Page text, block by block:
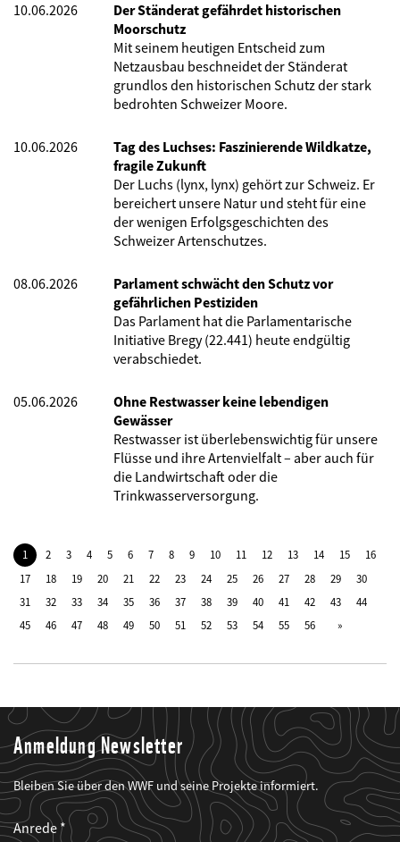
10.06.2026
Der Ständerat gefährdet historischen
Moorschutz
Mit seinem heutigen Entscheid zum
Netzausbau beschneidet der Ständerat
grundlos den historischen Schutz der stark
bedrohten Schweizer Moore.
10.06.2026
Tag des Luchses: Faszinierende Wildkatze,
fragile Zukunft
Der Luchs (lynx, lynx) gehört zur Schweiz. Er
bereichert unsere Natur und steht für eine
der wenigen Erfolgsgeschichten des
Schweizer Artenschutzes.
08.06.2026
Parlament schwächt den Schutz vor
gefährlichen Pestiziden
Das Parlament hat die Parlamentarische
Initiative Bregy (22.441) heute endgültig
verabschiedet.
05.06.2026
Ohne Restwasser keine lebendigen
Gewässer
Restwasser ist überlebenswichtig für unsere
Flüsse und ihre Artenvielfalt – aber auch für
die Landwirtschaft oder die
Trinkwasserversorgung.
1 2 3 4 5 6 7 8 9 10 11 12 13 14 15
16
17
18 19 20 21 22 23 24 25 26 27 28 29
30
31
32 33 34 35 36 37 38 39 40 41 42 43
44
45
46 47 48 49 50 51 52 53 54 55 56
Anmeldung Newsletter
Bleiben Sie über den WWF und seine Projekte informiert.
Web2Case
Infofelder
Fieldset
anrede_name
Anrede